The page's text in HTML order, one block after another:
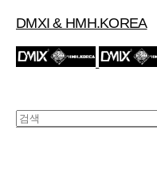
DMXI & HMH.KOREA